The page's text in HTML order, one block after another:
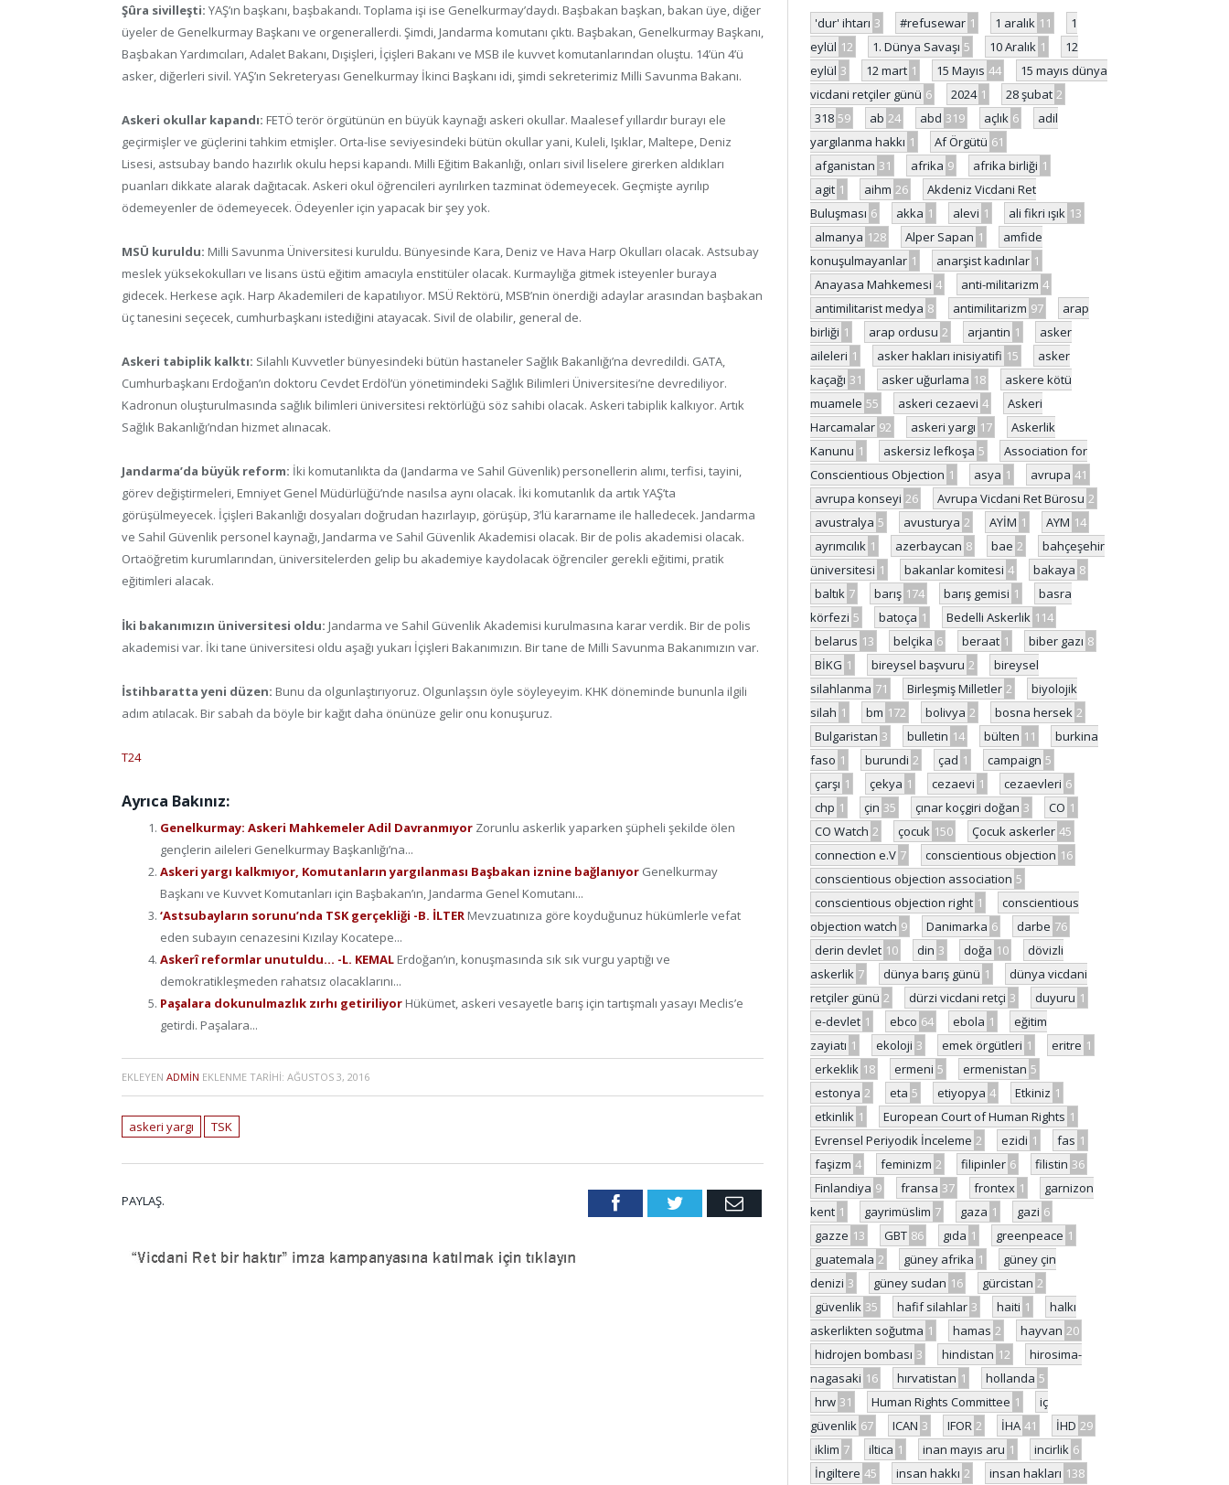
Şûra sivilleşti: YAŞ’ın başkanı, başbakandı. Toplama işi ise Genelkurmay’daydı. Başbakan başkan, bakan üye, diğer
üyeler de Genelkurmay Başkanı ve orgenerallerdi. Şimdi, Jandarma komutanı çıktı. Başbakan, Genelkurmay Başkanı,
Başbakan Yardımcıları, Adalet Bakanı, Dışişleri, İçişleri Bakanı ve MSB ile kuvvet komutanlarından oluştu. 14’ün 4’ü
asker, diğerleri sivil. YAŞ’ın Sekreteryası Genelkurmay İkinci Başkanı idi, şimdi sekreterimiz Milli Savunma Bakanı.
Askeri okullar kapandı: FETÖ terör örgütünün en büyük kaynağı askeri okullar. Maalesef yıllardır burayı ele
geçirmişler ve güçlerini tahkim etmişler. Orta-lise seviyesindeki bütün okullar yani, Kuleli, Işıklar, Maltepe, Deniz
Lisesi, astsubay bando hazırlık okulu hepsi kapandı. Milli Eğitim Bakanlığı, onları sivil liselere girerken aldıkları
puanları dikkate alarak dağıtacak. Askeri okul öğrencileri ayrılırken tazminat ödemeyecek. Geçmişte ayrılıp
ödemeyenler de ödemeyecek. Ödeyenler için yapacak bir şey yok.
MSÜ kuruldu: Milli Savunma Üniversitesi kuruldu. Bünyesinde Kara, Deniz ve Hava Harp Okulları olacak. Astsubay
meslek yüksekokulları ve lisans üstü eğitim amacıyla enstitüler olacak. Kurmaylığa gitmek isteyenler buraya
gidecek. Herkese açık. Harp Akademileri de kapatılıyor. MSÜ Rektörü, MSB’nin önerdiği adaylar arasından başbakan
üç tanesini seçecek, cumhurbaşkanı istediğini atayacak. Sivil de olabilir, general de.
Askeri tabiplik kalktı: Silahlı Kuvvetler bünyesindeki bütün hastaneler Sağlık Bakanlığı’na devredildi. GATA,
Cumhurbaşkanı Erdoğan’ın doktoru Cevdet Erdöl’ün yönetimindeki Sağlık Bilimleri Üniversitesi’ne devrediliyor.
Kadronun oluşturulmasında sağlık bilimleri üniversitesi rektörlüğü söz sahibi olacak. Askeri tabiplik kalkıyor. Artık
Sağlık Bakanlığı’ndan hizmet alınacak.
Jandarma’da büyük reform: İki komutanlıkta da (Jandarma ve Sahil Güvenlik) personellerin alımı, terfisi, tayini,
görev değiştirmeleri, Emniyet Genel Müdürlüğü’nde nasılsa aynı olacak. İki komutanlık da artık YAŞ’ta
görüşülmeyecek. İçişleri Bakanlığı dosyaları doğrudan hazırlayıp, görüşüp, 3’lü kararname ile halledecek. Jandarma
ve Sahil Güvenlik personel kaynağı, Jandarma ve Sahil Güvenlik Akademisi olacak. Bir de polis akademisi olacak.
Ortaöğretim kurumlarından, üniversitelerden gelip bu akademiye kaydolacak öğrenciler gerekli eğitimi, pratik
eğitimleri alacak.
İki bakanımızın üniversitesi oldu: Jandarma ve Sahil Güvenlik Akademisi kurulmasına karar verdik. Bir de polis
akademisi var. İki tane üniversitesi oldu aşağı yukarı İçişleri Bakanımızın. Bir tane de Milli Savunma Bakanımızın var.
İstihbaratta yeni düzen: Bunu da olgunlaştırıyoruz. Olgunlaşsın öyle söyleyeyim. KHK döneminde bununla ilgili
adım atılacak. Bir sabah da böyle bir kağıt daha önünüze gelir onu konuşuruz.
T24
Ayrıca Bakınız:
Genelkurmay: Askeri Mahkemeler Adil Davranmıyor Zorunlu askerlik yaparken şüpheli şekilde ölen
gençlerin aileleri Genelkurmay Başkanlığı’na...
Askeri yargı kalkmıyor, Komutanların yargılanması Başbakan iznine bağlanıyor Genelkurmay
Başkanı ve Kuvvet Komutanları için Başbakan’ın, Jandarma Genel Komutanı...
‘Astsubayların sorunu’nda TSK gerçekliği -B. İLTER Mevzuatınıza göre koyduğunuz hükümlerle vefat
eden subayın cenazesini Kızılay Kocatepe...
Askerî reformlar unutuldu… -L. KEMAL Erdoğan’ın, konuşmasında sık sık vurgu yaptığı ve
demokratikleşmeden rahatsız olacaklarını...
Paşalara dokunulmazlık zırhı getiriliyor Hükümet, askeri vesayetle barış için tartışmalı yasayı Meclis’e
getirdi. Paşalara...
EKLEYEN ADMIN EKLENME TARIHI: AĞUSTOS 3, 2016
askeri yargı TSK
PAYLAŞ. FacebookTwitter Email
'dur' ihtarı 3 #refusewar 1 1 aralık 11
1
eylül 12 1. Dünya Savaşı 5 10 Aralık 1
12
eylül 3 12 mart 1 15 Mayıs 44
15 mayıs dünya
vicdani retçiler günü 6 2024 1 28 şubat 2
318 59 ab 24 abd 319 açlık 6
adil
yargılanma hakkı 1 Af Örgütü 61
afganistan 31 afrika 9 afrika birliği 1
agit 1 aihm 26
Akdeniz Vicdani Ret
Buluşması 6 akka 1 alevi 1 ali fikri ışık 13
almanya 128 Alper Sapan 1
amfide
konuşulmayanlar 1 anarşist kadınlar 1
Anayasa Mahkemesi 4 anti-militarizm 4
antimilitarist medya 8 antimilitarizm 97
arap
birliği 1 arap ordusu 2 arjantin 1
asker
aileleri 1 asker hakları inisiyatifi 15
asker
kaçağı 31 asker uğurlama 18
askere kötü
muamele 55 askeri cezaevi 4
Askeri
Harcamalar 92 askeri yargı 17
Askerlik
Kanunu 1 askersiz lefkoşa 5
Association for
Conscientious Objection 1 asya 1 avrupa 41
avrupa konseyi 26 Avrupa Vicdani Ret Bürosu 2
avustralya 5 avusturya 2 AYİM 1 AYM 14
ayrımcılık 1 azerbaycan 8 bae 2
bahçeşehir
üniversitesi 1 bakanlar komitesi 4 bakaya 8
baltık 7 barış 174 barış gemisi 1
basra
körfezi 5 batoça 1 Bedelli Askerlik 114
belarus 13 belçika 6 beraat 1 biber gazı 8
BİKG 1 bireysel başvuru 2
bireysel
silahlanma 71 Birleşmiş Milletler 2
biyolojik
silah 1 bm 172 bolivya 2 bosna hersek 2
Bulgaristan 3 bulletin 14 bülten 11
burkina
faso 1 burundi 2 çad 1 campaign 5
çarşı 1 çekya 1 cezaevi 1 cezaevleri 6
chp 1 çin 35 çınar koçgiri doğan 3 CO 1
CO Watch 2 çocuk 150 Çocuk askerler 45
connection e.V 7 conscientious objection 16
conscientious objection association 5
conscientious objection right 1
conscientious
objection watch 9 Danimarka 6 darbe 76
derin devlet 10 din 3 doğa 10
dövizli
askerlik 7 dünya barış günü 1
dünya vicdani
retçiler günü 2 dürzi vicdani retçi 3 duyuru 1
e-devlet 1 ebco 64 ebola 1
eğitim
zayiatı 1 ekoloji 3 emek örgütleri 1 eritre 1
erkeklik 18 ermeni 5 ermenistan 5
estonya 2 eta 5 etiyopya 4 Etkiniz 1
etkinlik 1 European Court of Human Rights 1
Evrensel Periyodik İnceleme 2 ezidi 1 fas 1
faşizm 4 feminizm 2 filipinler 6 filistin 36
Finlandiya 9 fransa 37 frontex 1
garnizon
kent 1 gayrimüslim 7 gaza 1 gazi 6
gazze 13 GBT 86 gıda 1 greenpeace 1
guatemala 2 güney afrika 1
güney çin
denizi 3 güney sudan 16 gürcistan 2
güvenlik 35 hafif silahlar 3 haiti 1
halkı
askerlikten soğutma 1 hamas 2 hayvan 20
hidrojen bombası 3 hindistan 12
hirosima-
nagasaki 16 hırvatistan 1 hollanda 5
hrw 31 Human Rights Committee 1
iç
güvenlik 67 ICAN 3 IFOR 2 İHA 41 İHD 29
iklim 7 iltica 1 inan mayıs aru 1 incirlik 6
İngiltere 45 insan hakkı 2 insan hakları 138